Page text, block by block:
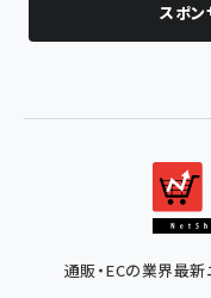
スポン
通販・ECの業界最